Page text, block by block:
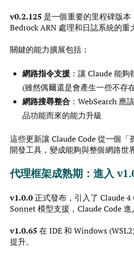
v0.2.125 是一個重要的里程碑版
Bedrock ARN 處理和日誌系統的重
關鍵的能力擴展包括：
網路指令支援 ：讓 Claude 能
(雖然偶爾還是會產生一些不存
網路搜尋整合 ：WebSearch 應
品功能而來的能力升級
這些更新讓 Claude Code 從一個「
開發工具，變成能夠與整個網路世
代理框架成熟期：進入
v1.0.0 正式發布，引入了 Claude 4
Sonnet 模型支援，Claude Code 進
v1.0.65 在 IDE 和 Windows
提升。